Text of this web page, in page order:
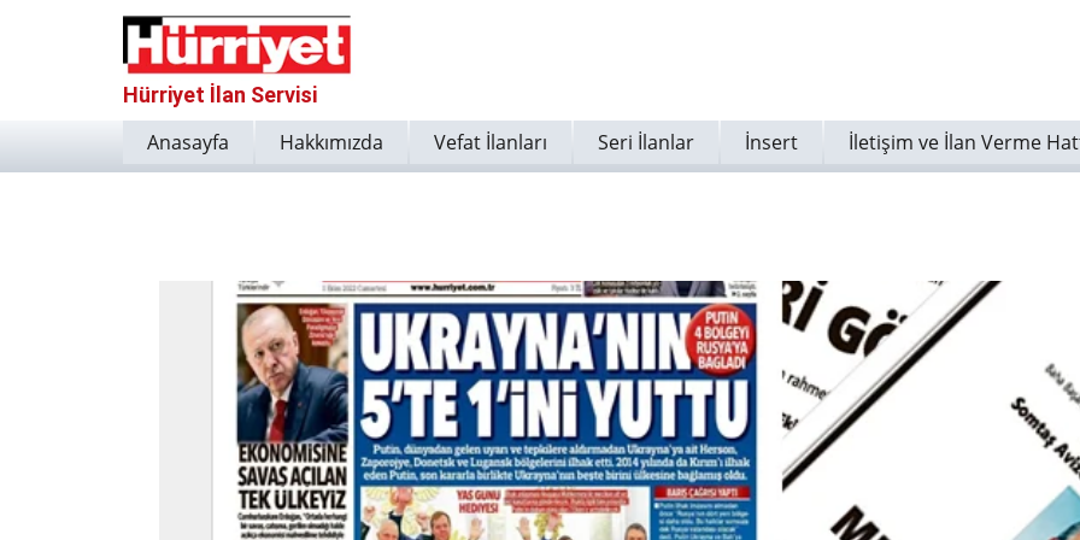
Hürriyet İlan Servisi
Anasayfa Hakkımızda Vefat İlanları Seri İlanlar İnsert İletişim ve İlan Verme